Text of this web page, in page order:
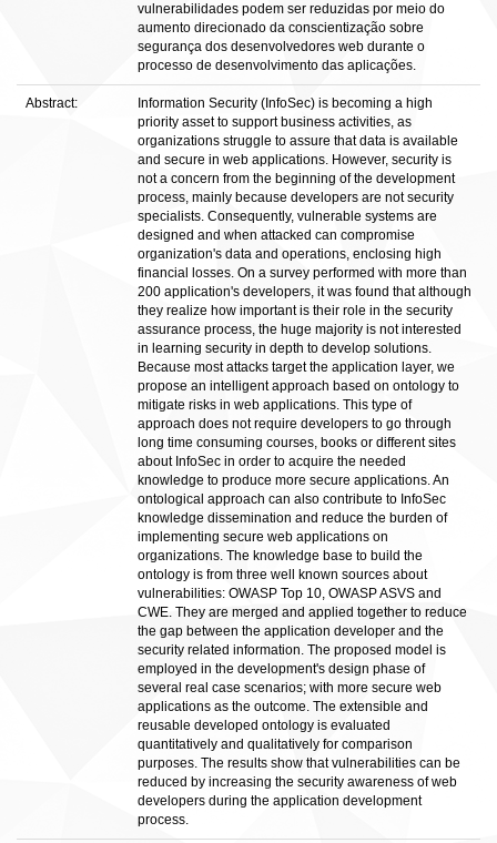
vulnerabilidades podem ser reduzidas por meio do
aumento direcionado da conscientização sobre
segurança dos desenvolvedores web durante o
processo de desenvolvimento das aplicações.
Abstract:
Information Security (InfoSec) is becoming a high
priority asset to support business activities, as
organizations struggle to assure that data is available
and secure in web applications. However, security is
not a concern from the beginning of the development
process, mainly because developers are not security
specialists. Consequently, vulnerable systems are
designed and when attacked can compromise
organization's data and operations, enclosing high
financial losses. On a survey performed with more than
200 application's developers, it was found that although
they realize how important is their role in the security
assurance process, the huge majority is not interested
in learning security in depth to develop solutions.
Because most attacks target the application layer, we
propose an intelligent approach based on ontology to
mitigate risks in web applications. This type of
approach does not require developers to go through
long time consuming courses, books or different sites
about InfoSec in order to acquire the needed
knowledge to produce more secure applications. An
ontological approach can also contribute to InfoSec
knowledge dissemination and reduce the burden of
implementing secure web applications on
organizations. The knowledge base to build the
ontology is from three well known sources about
vulnerabilities: OWASP Top 10, OWASP ASVS and
CWE. They are merged and applied together to reduce
the gap between the application developer and the
security related information. The proposed model is
employed in the development's design phase of
several real case scenarios; with more secure web
applications as the outcome. The extensible and
reusable developed ontology is evaluated
quantitatively and qualitatively for comparison
purposes. The results show that vulnerabilities can be
reduced by increasing the security awareness of web
developers during the application development
process.